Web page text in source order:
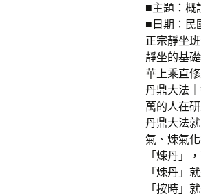
■主題：概
■日期：民
正宗靜坐
靜坐的基
華上乘直
丹鼎大法
萬的人在
丹鼎大法
氣、煉氣
「煉丹」
「煉丹」
「按時」